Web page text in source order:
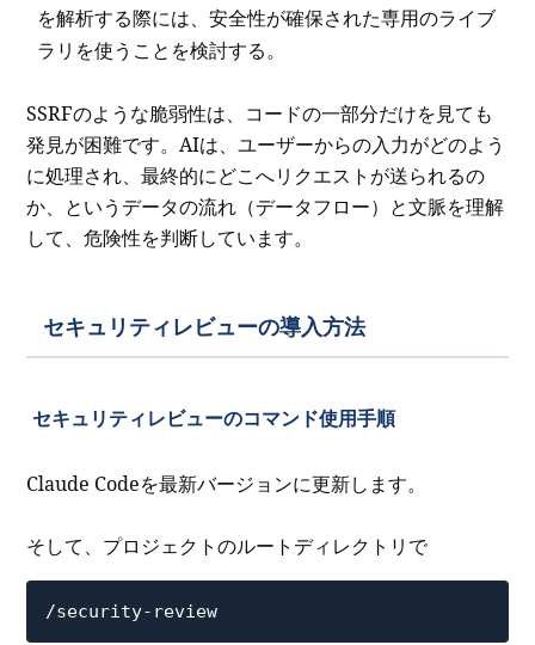
を解析する際には、安全性が確保された専用のライブ
ラリを使うことを検討する。
SSRFのような脆弱性は、コードの一部分だけを見ても
発見が困難です。AIは、ユーザーからの入力がどのよう
に処理され、最終的にどこへリクエストが送られるの
か、というデータの流れ（データフロー）と文脈を理解
して、危険性を判断しています。
セキュリティレビューの導入方法
セキュリティレビューのコマンド使用手順
Claude Codeを最新バージョンに更新します。
そして、プロジェクトのルートディレクトリで
/security-review